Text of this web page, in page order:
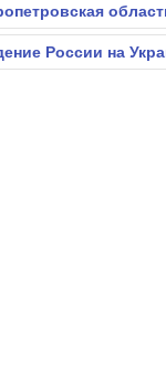
России на